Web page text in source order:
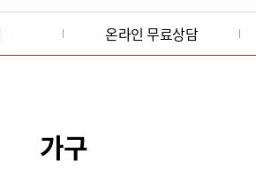
온라인 무료상담
가구